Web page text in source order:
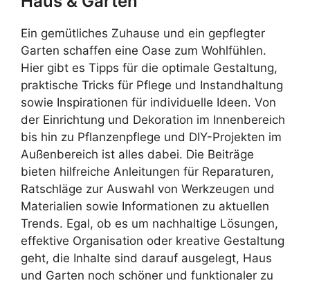
Ein gemütliches Zuhause und ein gepflegter
Garten schaffen eine Oase zum Wohlfühlen.
Hier gibt es Tipps für die optimale Gestaltung,
praktische Tricks für Pflege und Instandhaltung
sowie Inspirationen für individuelle Ideen. Von
der Einrichtung und Dekoration im Innenbereich
bis hin zu Pflanzenpflege und DIY-Projekten im
Außenbereich ist alles dabei. Die Beiträge
bieten hilfreiche Anleitungen für Reparaturen,
Ratschläge zur Auswahl von Werkzeugen und
Materialien sowie Informationen zu aktuellen
Trends. Egal, ob es um nachhaltige Lösungen,
effektive Organisation oder kreative Gestaltung
geht, die Inhalte sind darauf ausgelegt, Haus
und Garten noch schöner und funktionaler zu